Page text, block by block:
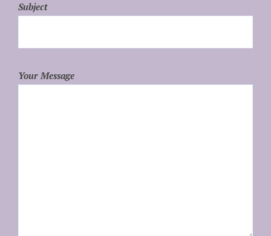
Subject
Your Message